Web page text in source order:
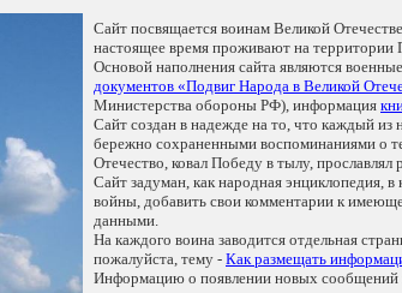
Сайт посвящается воинам Великой
настоящее время проживают на территории
Основой наполнения сайта являются
документов «Подвиг Народа в Великой
Министерства обороны РФ), информация
Сайт создан в надежде на то, что каждый
бережно сохраненными воспоминаниями о
Отечество, ковал Победу в тылу,
Сайт задуман, как народная
войны, добавить свои комментарии к
данными.
На каждого воина заводится отдельная
пожалуйста, тему - Как размещать
Информацию о появлении новых сообщений